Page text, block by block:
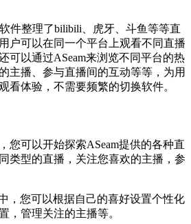
件整理了bilibili、虎牙、斗鱼等等直
户可以在同一个平台上观看不同直播
可以通过ASeam来浏览不同平台的热
主播、参与直播间的互动等等，为用
看体验，不需要频繁的切换软件。
您可以开始探索ASeam提供的各种直
类型的直播，关注您喜欢的主播，参
，您可以根据自己的喜好设置个性化
，管理关注的主播等。